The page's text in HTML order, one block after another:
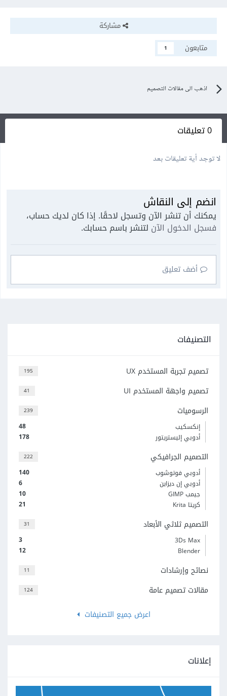
مشاركة
متابعون
1
اذهب الى مقالات التصميم
0 تعليقات
لا توجد أية تعليقات بعد
انضم إلى النقاش
يمكنك أن تنشر الآن وتسجل لاحقًا. إذا كان لديك حساب،
فسجل الدخول الآن لتنشر باسم حسابك.
أضف تعليق
التصنيفات
195 تصميم تجربة المستخدم UX
41 تصميم واجهة المستخدم UI
239 الرسوميات
48
إنكسكيب
178
أدوبي إليستريتور
222 التصميم الجرافيكي
140
أدوبي فوتوشوب
6
أدوبي إن ديزاين
10
جيمب GIMP
21
كريتا Krita
31 التصميم ثلاثي الأبعاد
3
3Ds Max
12
Blender
11 نصائح وإرشادات
124
مقالات تصميم عامة
اعرض جميع التصنيفات
إعلانات